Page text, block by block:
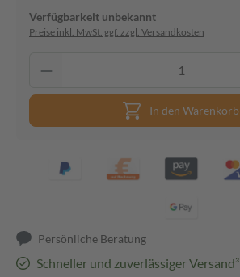
Verfügbarkeit unbekannt
Preise inkl. MwSt. ggf. zzgl. Versandkosten
In den Warenkorb
Persönliche Beratung
Schneller und zuverlässiger Versand³